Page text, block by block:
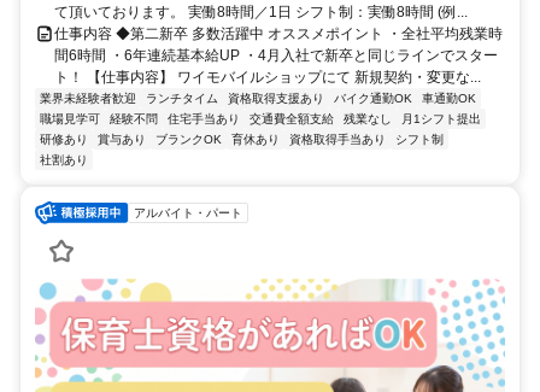
て頂いております。 実働8時間／1日 シフト制：実働8時間 (例...
仕事内容 ◆第二新卒 多数活躍中 オススメポイント ・全社平均残業時
間6時間 ・6年連続基本給UP ・4月入社で新卒と同じラインでスター
ト！ 【仕事内容】 ワイモバイルショップにて 新規契約・変更な...
業界未経験者歓迎 ランチタイム 資格取得支援あり バイク通勤OK
車通勤OK
職場見学可
経験不問 住宅手当あり 交通費全額支給 残業なし
月1シフト提出
研修あり
賞与あり ブランクOK 育休あり 資格取得手当あり
シフト制
社割あり
アルバイト・パート